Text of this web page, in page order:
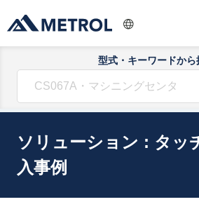
型式・キーワードから
ソリューション : タッ
入事例